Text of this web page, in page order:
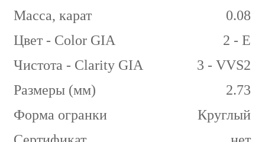
Масса, карат
0.08
Цвет - Color GIA
2 - E
Чистота - Clarity GIA
3 - VVS2
Размеры (мм)
2.73
Форма огранки
Круглый